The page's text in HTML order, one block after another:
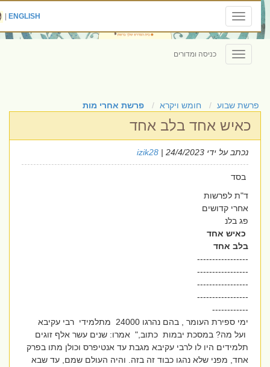
Toggle
navigation
ENGLISH
|
Toggle
navigation
כניסה ומדורים
פרשת שבוע חומש ויקרא פרשת אחרי מות
כאיש אחד בלב אחד
נכתב על ידי izik28| 24/4/2023
בסד
ד"ת לפרשות
אחרי קדושים
פג בלנ
כאיש אחד
בלב אחד
-----------------
-----------------
-----------------
-----------------
------------
ימי ספירת העומר , בהם נהרגו 24000 מתלמידי רבי עקיבא
ועל מה? במסכת יבמות כתוב," אמרו: שנים עשר אלף זוגים
תלמידים היו לו לרבי עקיבא מגבת עד אנטיפרס וכולן מתו בפרק
אחד, מפני שלא נהגו כבוד זה בזה. והיה העולם שמם, עד שבא